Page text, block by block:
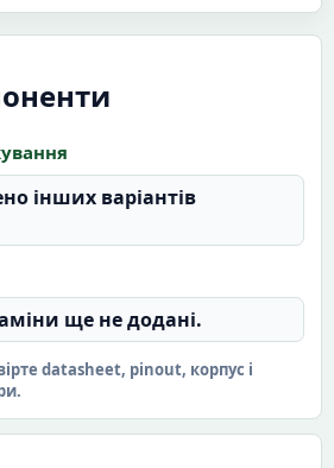
інших варіантів
ще не додані.
datasheet, pinout, корпус і